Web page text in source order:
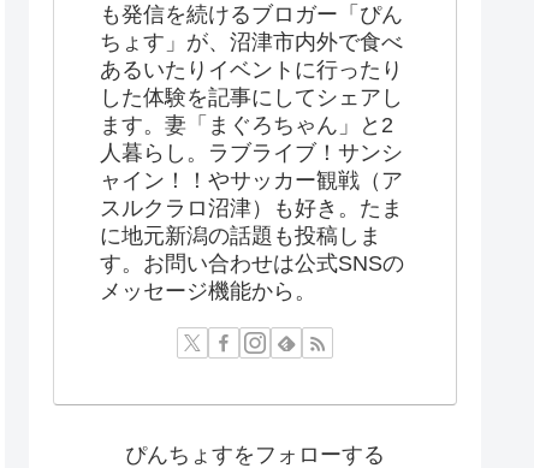
も発信を続けるブロガー「ぴん
ちょす」が、沼津市内外で食べ
あるいたりイベントに行ったり
した体験を記事にしてシェアし
ます。妻「まぐろちゃん」と2
人暮らし。ラブライブ！サンシ
ャイン！！やサッカー観戦（ア
スルクラロ沼津）も好き。たま
に地元新潟の話題も投稿しま
す。お問い合わせは公式SNSの
メッセージ機能から。
ぴんちょすをフォローする